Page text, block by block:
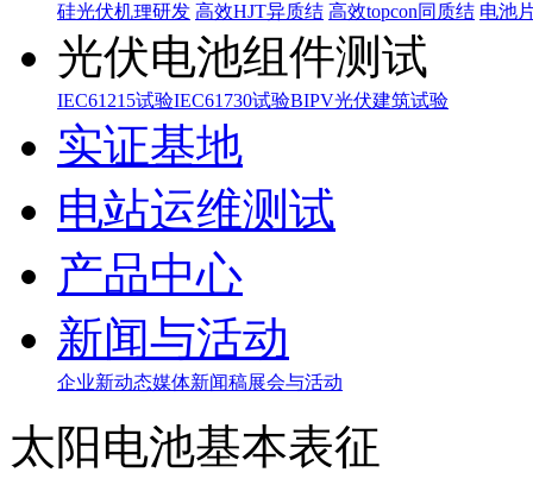
硅光伏机理研发 高效HJT异质结 高效topcon同质结 电池
光伏电池组件测试
IEC61215试验IEC61730试验BIPV光伏建筑试验
实证基地
电站运维测试
产品中心
新闻与活动
企业新动态媒体新闻稿展会与活动
太阳电池基本表征